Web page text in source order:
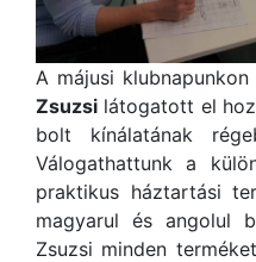
A májusi
Zsuzsi látogatott el
bolt kínálatának
Válogathattunk a
praktikus háztartási
magyarul és angolul
Zsuzsi minden